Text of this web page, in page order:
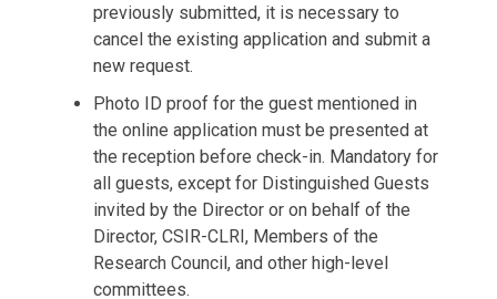
previously submitted, it is necessary to
cancel the existing application and submit a
new request.
Photo ID proof for the guest mentioned in
the online application must be presented at
the reception before check-in. Mandatory for
all guests, except for Distinguished Guests
invited by the Director or on behalf of the
Director, CSIR-CLRI, Members of the
Research Council, and other high-level
committees.